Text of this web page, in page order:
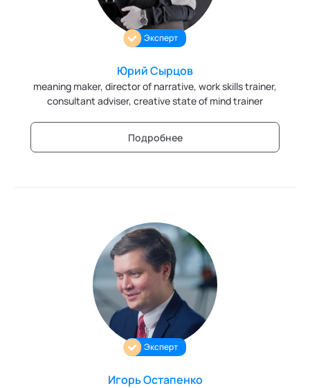
Фасилитация и модерация
Цифровой профайлинг
Эксперт
Юрий Сырцов
meaning maker, director of narrative, work skills trainer,
consultant adviser, creative state of mind trainer
Подробнее
Эксперт
Игорь Остапенко